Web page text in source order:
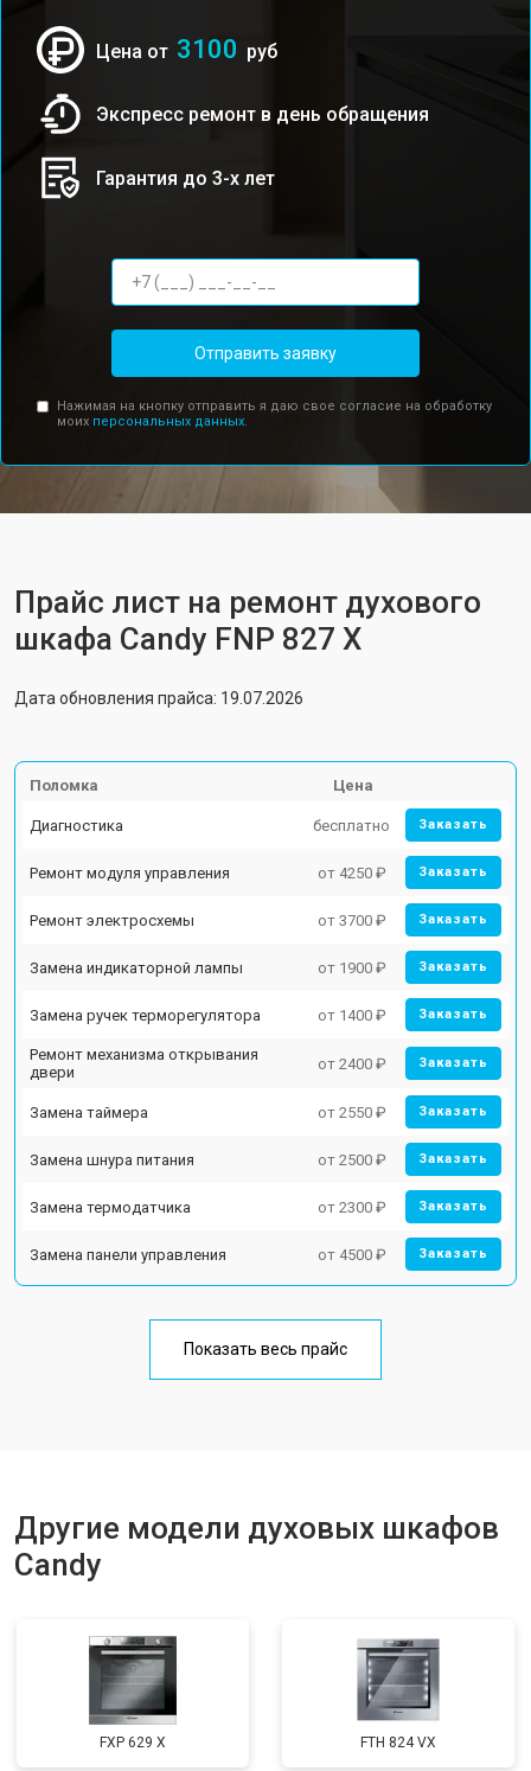
Цена от 3100 руб
Экспресс ремонт в день обращения
Гарантия до 3-х лет
Отправить заявку
Нажимая на кнопку отправить я даю свое согласие на обработку
моих персональных данных.
Прайс лист на ремонт духового
шкафа Candy FNP 827 X
Дата обновления прайса: 19.07.2026
Поломка Цена
Диагностика бесплатно Заказать
Ремонт модуля управления от 4250 ₽ Заказать
Ремонт электросхемы от 3700 ₽ Заказать
Замена индикаторной лампы от 1900 ₽ Заказать
Замена ручек терморегулятора от 1400 ₽ Заказать
Ремонт механизма открывания
двери
от 2400 ₽ Заказать
Замена таймера от 2550 ₽ Заказать
Замена шнура питания от 2500 ₽ Заказать
Замена термодатчика от 2300 ₽ Заказать
Замена панели управления от 4500 ₽ Заказать
Показать весь прайс
Другие модели духовых шкафов
Candy
FXP 629 X FTH 824 VX